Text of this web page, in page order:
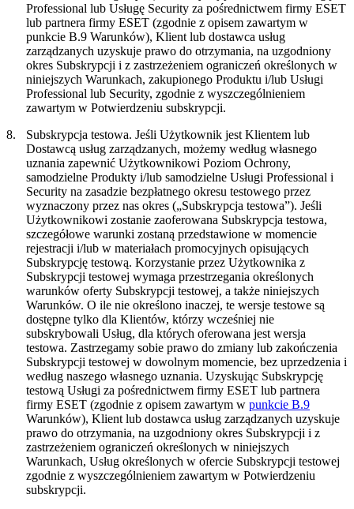
Professional lub Usługę Security za pośrednictwem firmy ESET
lub partnera firmy ESET (zgodnie z opisem zawartym w
punkcie B.9 Warunków), Klient lub dostawca usług
zarządzanych uzyskuje prawo do otrzymania, na uzgodniony
okres Subskrypcji i z zastrzeżeniem ograniczeń określonych w
niniejszych Warunkach, zakupionego Produktu i/lub Usługi
Professional lub Security, zgodnie z wyszczególnieniem
zawartym w Potwierdzeniu subskrypcji.
8.
Subskrypcja testowa. Jeśli Użytkownik jest Klientem lub
Dostawcą usług zarządzanych, możemy według własnego
uznania zapewnić Użytkownikowi Poziom Ochrony,
samodzielne Produkty i/lub samodzielne Usługi Professional i
Security na zasadzie bezpłatnego okresu testowego przez
wyznaczony przez nas okres („Subskrypcja testowa”). Jeśli
Użytkownikowi zostanie zaoferowana Subskrypcja testowa,
szczegółowe warunki zostaną przedstawione w momencie
rejestracji i/lub w materiałach promocyjnych opisujących
Subskrypcję testową. Korzystanie przez Użytkownika z
Subskrypcji testowej wymaga przestrzegania określonych
warunków oferty Subskrypcji testowej, a także niniejszych
Warunków. O ile nie określono inaczej, te wersje testowe są
dostępne tylko dla Klientów, którzy wcześniej nie
subskrybowali Usług, dla których oferowana jest wersja
testowa. Zastrzegamy sobie prawo do zmiany lub zakończenia
Subskrypcji testowej w dowolnym momencie, bez uprzedzenia i
według naszego własnego uznania. Uzyskując Subskrypcję
testową Usługi za pośrednictwem firmy ESET lub partnera
firmy ESET (zgodnie z opisem zawartym w punkcie B.9
Warunków), Klient lub dostawca usług zarządzanych uzyskuje
prawo do otrzymania, na uzgodniony okres Subskrypcji i z
zastrzeżeniem ograniczeń określonych w niniejszych
Warunkach, Usług określonych w ofercie Subskrypcji testowej
zgodnie z wyszczególnieniem zawartym w Potwierdzeniu
subskrypcji.